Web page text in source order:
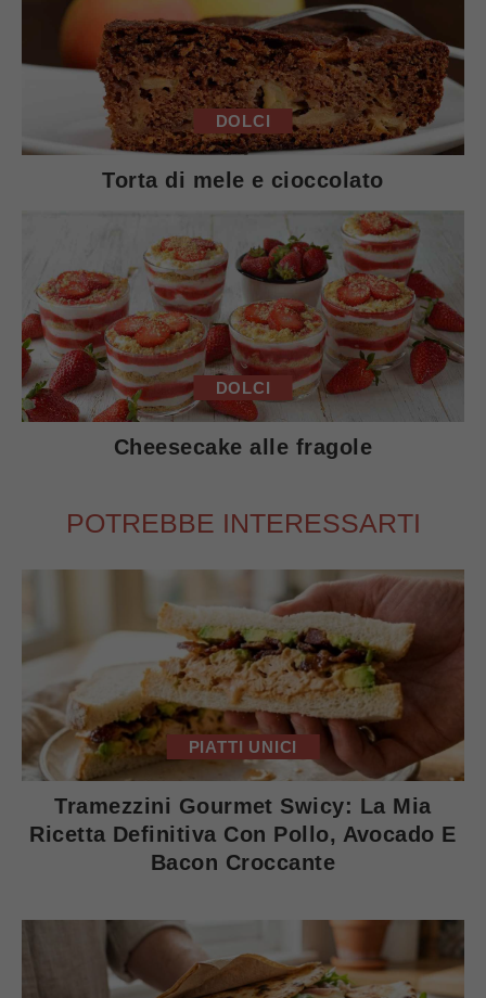
DOLCI
Torta di mele e cioccolato
DOLCI
Cheesecake alle fragole
POTREBBE INTERESSARTI
PIATTI UNICI
Tramezzini Gourmet Swicy: La Mia
Ricetta Definitiva Con Pollo, Avocado E
Bacon Croccante